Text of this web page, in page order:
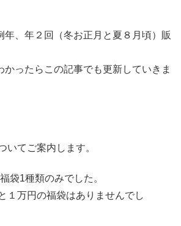
年、年２回（冬お正月と夏８月頃）販
かったらこの記事でも更新していきま
いてご案内します。
袋1種類のみでした。
１万円の福袋はありませんでし